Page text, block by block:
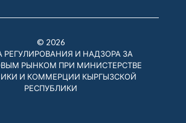
© 2026
РЕГУЛИРОВАНИЯ И НАДЗОРА ЗА
РЫНКОМ ПРИ МИНИСТЕРСТВЕ
И КОММЕРЦИИ КЫРГЫЗСКОЙ
РЕСПУБЛИКИ